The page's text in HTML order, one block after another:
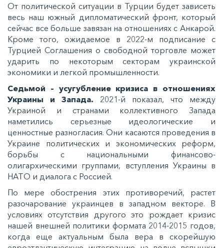
От политической ситуации в Турции будет зависеть
весь наш южный дипломатический фронт, который
сейчас все больше завязан на отношениях с Анкарой.
Кроме того, ожидаемое в 2022-м подписание с
Турцией Соглашения о свободной торговле может
ударить по некоторым секторам украинской
экономики и легкой промышленности.
Седьмой – усугубление кризиса в отношениях
Украины и Запада.
2021-й показал, что между
Украиной и странами коллективного Запада
наметились серьезные идеологические и
ценностные разногласия. Они касаются проведения в
Украине политических и экономических реформ,
борьбы с национальными финансово-
олигархическими группами, вступления Украины в
НАТО и диалога с Россией.
По мере обострения этих противоречий, растет
разочарование украинцев в западном векторе. В
условиях отсутствия другого это рождает кризис
нашей внешней политики формата 2014-2015 годов,
когда еще актуальным была вера в скорейшую